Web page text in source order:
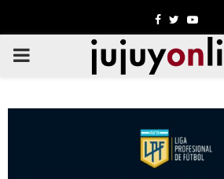
Facebook
Twitter
PRIMARY